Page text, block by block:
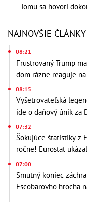
Tomu sa hovorí
NAJNOVŠIE ČLÁNKY
08:21
Frustrovaný Trump
dom rázne reaguje
08:15
Vyšetrovateľská
ide o daňový únik za
07:32
Šokujúce štatistiky z
ročne! Eurostat
07:00
Smutný koniec
Escobarovho hrocha